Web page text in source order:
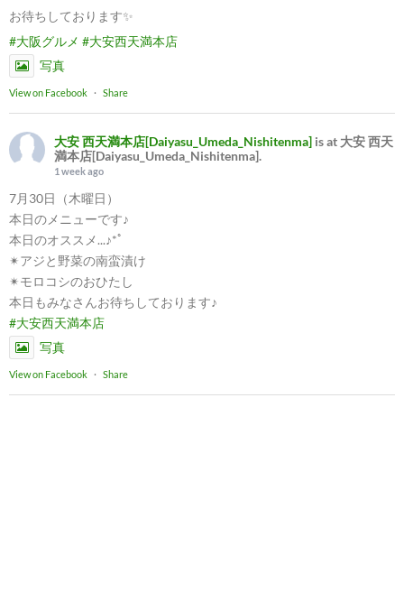
お待ちしております✨
#大阪グルメ #大安西天満本店
写真
View on Facebook · Share
大安 西天満本店[Daiyasu_Umeda_Nishitenma] is at 大安 西天
満本店[Daiyasu_Umeda_Nishitenma].
1 week ago
7月30日（木曜日）
本日のメニューです♪
本日のオススメ...♪*ﾟ
✴︎アジと野菜の南蛮漬け
✴︎モロコシのおひたし
本日もみなさんお待ちしております♪
#大安西天満本店
写真
View on Facebook · Share